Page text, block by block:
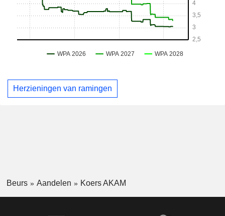
Herzieningen van ramingen
Beurs Aandelen Koers AKAM